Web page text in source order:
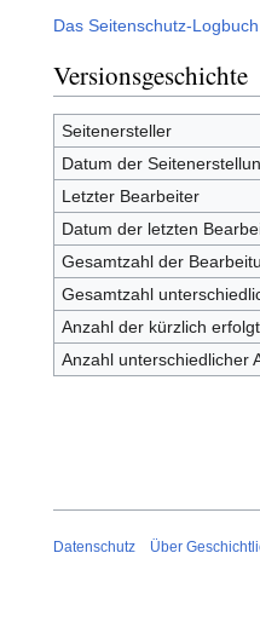
Das Seitenschutz-
Versionsgeschichte
Seitenersteller
Datum der
Letzter Bearbeiter
Datum der letzten
Gesamtzahl der
Gesamtzahl
Anzahl der kürzlich
Anzahl unterschiedlicher
Datenschutz Über